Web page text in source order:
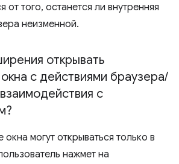
от того, останется ли внутренняя
неизменной.
открывать
с действиями браузера/
с
могут открываться только в
нажмет на